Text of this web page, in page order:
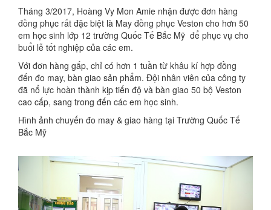
Tháng 3/2017, Hoàng Vy Mon Amie nhận được đơn hàng
đồng phục rất đặc biệt là May đồng phục Veston cho hơn 50
em học sinh lớp 12 trường Quốc Tế Bắc Mỹ để phục vụ cho
buổi lễ tốt nghiệp của các em.
Với đơn hàng gấp, chỉ có hơn 1 tuần từ khâu kí hợp đồng
đến đo may, bàn giao sản phẩm. Đội nhân viên của công ty
đã nổ lực hoàn thành kịp tiến độ và bàn giao 50 bộ Veston
cao cấp, sang trong đến các em học sinh.
Hình ảnh chuyến đo may & giao hàng tại Trường Quốc Tế
Bắc Mỹ